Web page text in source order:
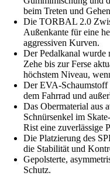
beim Treten und
Die TORBAL 2.0
Außenkante für eine
aggressiven Kurven.
Der Pedalkanal wurde
Zehe bis zur Ferse
höchstem Niveau,
Der EVA-Schaumstoff
dem Fahrrad und
Das Obermaterial aus
Schnürsenkel im
Rist eine zuverlässige
Die Platzierung des
die Stabilität und
Gepolsterte,
Schutz.